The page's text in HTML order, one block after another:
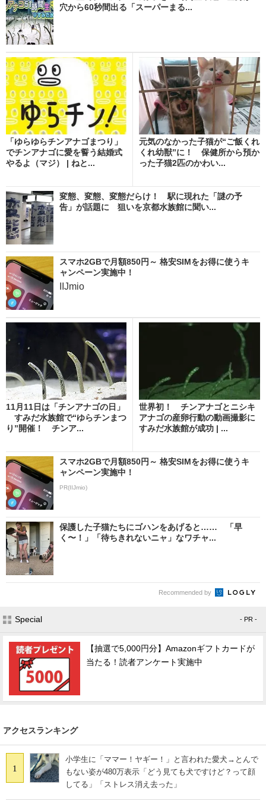
穴から60秒間出る「スーパーまる...
「ゆらゆらチンアナゴまつり」
でチンアナゴに愛を誓う結婚式
やるよ（マジ） | ねと...
元気のなかった子猫が“ご飯くれ
くれ幼獣”に！ 保健所から預か
った子猫2匹のかわい...
変態、変態、変態だらけ！ 駅に現れた「謎の予
告」が話題に 狙いを京都水族館に聞い...
スマホ2GBで月額850円～ 格安SIMをお得に使うキ
ャンペーン実施中！
IIJmio
11月11日は「チンアナゴの日」
すみだ水族館で“ゆらチンまつ
り”開催！ チンア...
世界初！ チンアナゴとニシキ
アナゴの産卵行動の動画撮影に
すみだ水族館が成功 | ...
スマホ2GBで月額850円～ 格安SIMをお得に使うキ
ャンペーン実施中！
PR(IIJmio)
保護した子猫たちにゴハンをあげると…… 「早
く〜！」「待ちきれないニャ」なワチャ...
Recommended by
Special - PR -
【抽選で5,000円分】Amazonギフトカードが
当たる！読者アンケート実施中
アクセスランキング
1
小学生に「ママー！ヤギー！」と言われた愛犬→とんで
もない姿が480万表示「どう見ても犬ですけど？って顔
してる」「ストレス消え去った」